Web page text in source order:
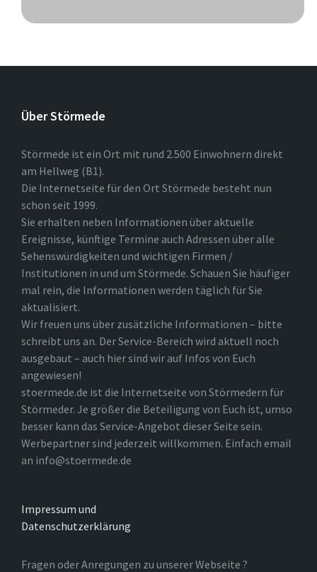
Über Störmede
Störmede ist ein Ort mit rund 2.500 Einwohnern direkt
am Hellweg (B1).
Die Internetseite für den Ort Störmede besteht nun
schon seit 1999.
Sie erhalten neben Informationen über aktuelle
Ereignisse, künftige Termine auch Adressen über alle
Sehenswürdigkeiten und wichtigen Firmen /
Institutionen in und um Störmede. Schauen Sie häufiger
mal rein, die Informationen werden täglich für Sie
aktualisiert.
Wir freuen uns über zusätzliche Informationen – bitte
schreibt uns an. Der Service-Bereich wird aktuell noch
ausgebaut – auch hier sind wir auf Infos von Euch
angewiesen!
stoermede.de ist die Internetseite von Störmedern für
Störmeder. Je größer die Beteiligung von Euch ist, umso
besser kann das Service-Angebot dieser Seite sein.
Werbepartner sind jederzeit willkommen. Einfach email
an info@stoermede.de
Impressum und
Datenschutzerklärung
Fragen oder Anregungen zu unserer Webseite ?